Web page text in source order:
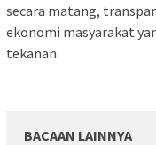
secara matang,
ekonomi masyarakat
tekanan.
BACAAN LAINNYA